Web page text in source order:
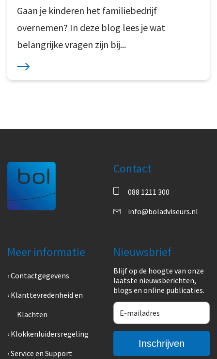
Gaan je kinderen het familiebedrijf
overnemen? In deze blog lees je wat
belangrijke vragen zijn bij...
Contact
088 1211 300
info@boladviseurs.nl
Meer informatie
Contactgegevens
Klanttevredenheid en
Klachten
Klokkenluidersregeling
Service en Support
Nieuwsbrief
Blijf op de hoogte van onze
laatste nieuwsberichten,
blogs en online publicaties.